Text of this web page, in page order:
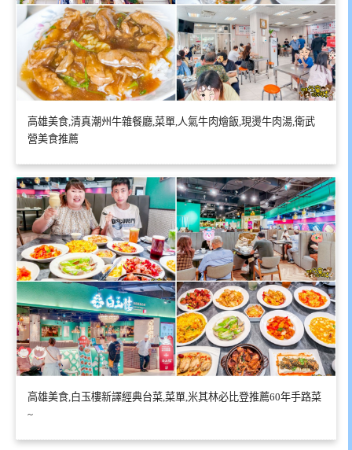
高雄美食,清真潮州牛雜餐廳,菜單,人氣牛肉燴飯,現燙牛肉湯,衛武
營美食推薦
高雄美食,白玉樓新譯經典台菜,菜單,米其林必比登推薦60年手路菜
~